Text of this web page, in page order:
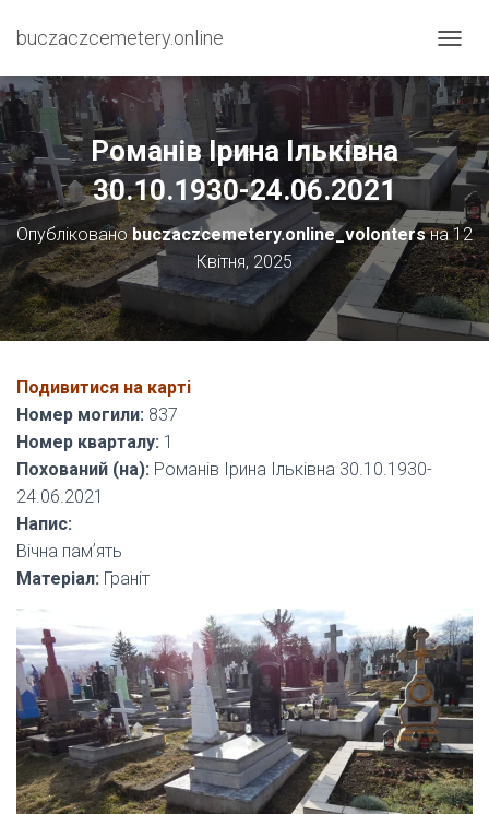
buczaczcemetery.online
Е
Р
Е
М
К
Н
Т
И
Н
А
В
І
Г
Романів Ірина Ільківна
30.10.1930-24.06.2021
Опублікованоbuczaczcemetery.online_volontersна12
Квітня, 2025
Подивитися на карті
Номер могили: 837
Номер кварталу: 1
Похований (на): Романів Ірина Ільківна 30.10.1930-
24.06.2021
Напис:
Вічна памʼять
Матеріал: Граніт